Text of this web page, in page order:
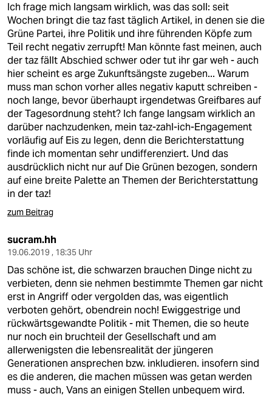
Ich frage mich langsam wirklich, was das soll: seit
Wochen bringt die taz fast täglich Artikel, in denen sie die
Grüne Partei, ihre Politik und ihre führenden Köpfe zum
Teil recht negativ zerrupft! Man könnte fast meinen, auch
der taz fällt Abschied schwer oder tut ihr gar weh - auch
hier scheint es arge Zukunftsängste zugeben... Warum
muss man schon vorher alles negativ kaputt schreiben -
noch lange, bevor überhaupt irgendetwas Greifbares auf
der Tagesordnung steht? Ich fange langsam wirklich an
darüber nachzudenken, mein taz-zahl-ich-Engagement
vorläufig auf Eis zu legen, denn die Berichterstattung
finde ich momentan sehr undifferenziert. Und das
ausdrücklich nicht nur auf Die Grünen bezogen, sondern
auf eine breite Palette an Themen der Berichterstattung
in der taz!
zum Beitrag
sucram.hh
19.06.2019 , 18:35 Uhr
Das schöne ist, die schwarzen brauchen Dinge nicht zu
verbieten, denn sie nehmen bestimmte Themen gar nicht
erst in Angriff oder vergolden das, was eigentlich
verboten gehört, obendrein noch! Ewiggestrige und
rückwärtsgewandte Politik - mit Themen, die so heute
nur noch ein bruchteil der Gesellschaft und am
allerwenigsten die lebensrealität der jüngeren
Generationen ansprechen bzw. inkludieren. insofern sind
es die anderen, die machen müssen was getan werden
muss - auch, Vans an einigen Stellen unbequem wird.